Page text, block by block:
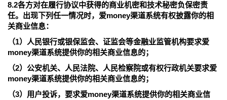
8.2各方对在履行协议中获得的商业机密和技术秘密负保密责
任。出现下列任一情况时，爱money渠道系统有权披露你的相
关商业信息：
（1）人民银行或银保监会、证监会等金融业监管机构要求爱
money渠道系统提供你的相关商业信息的；
（2）公安机关、人民法院、人民检察院或有权行政机关要求爱
money渠道系统提供你的相关商业信息的；
（3）用户投诉，要求爱money渠道系统提供你的相关商业信